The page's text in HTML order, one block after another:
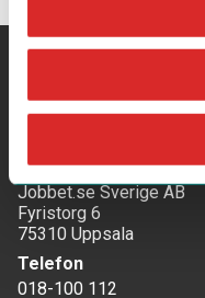
Adress
Jobbet.se Sverige AB
Fyristorg 6
75310 Uppsala
Telefon
018-100 112